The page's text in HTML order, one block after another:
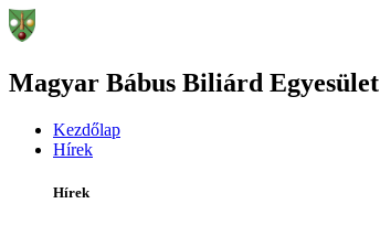
Magyar Bábus Biliárd Egyesület
Kezdőlap
Hírek
Hírek